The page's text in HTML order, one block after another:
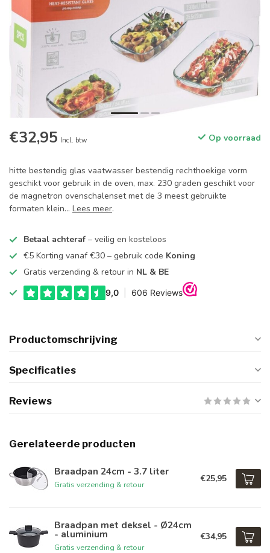
€32,95 Incl. btw Op voorraad
hitte bestendig glas vaatwasser bestendig rechthoekige vorm
geschikt voor gebruik in de oven, max. 230 graden geschikt voor
de magnetron ovenschalenset met de 3 meest gebruikte
formaten klein... Lees meer.
Betaal achteraf – veilig en kosteloos
€5 Korting vanaf €30 – gebruik code Koning
Gratis verzending & retour in NL & BE
Productomschrijving
Specificaties
Reviews
Gerelateerde producten
Braadpan 24cm - 3.7 liter
Gratis verzending & retour
€25,95
Braadpan met deksel - Ø24cm
- aluminium
Gratis verzending & retour
€34,95